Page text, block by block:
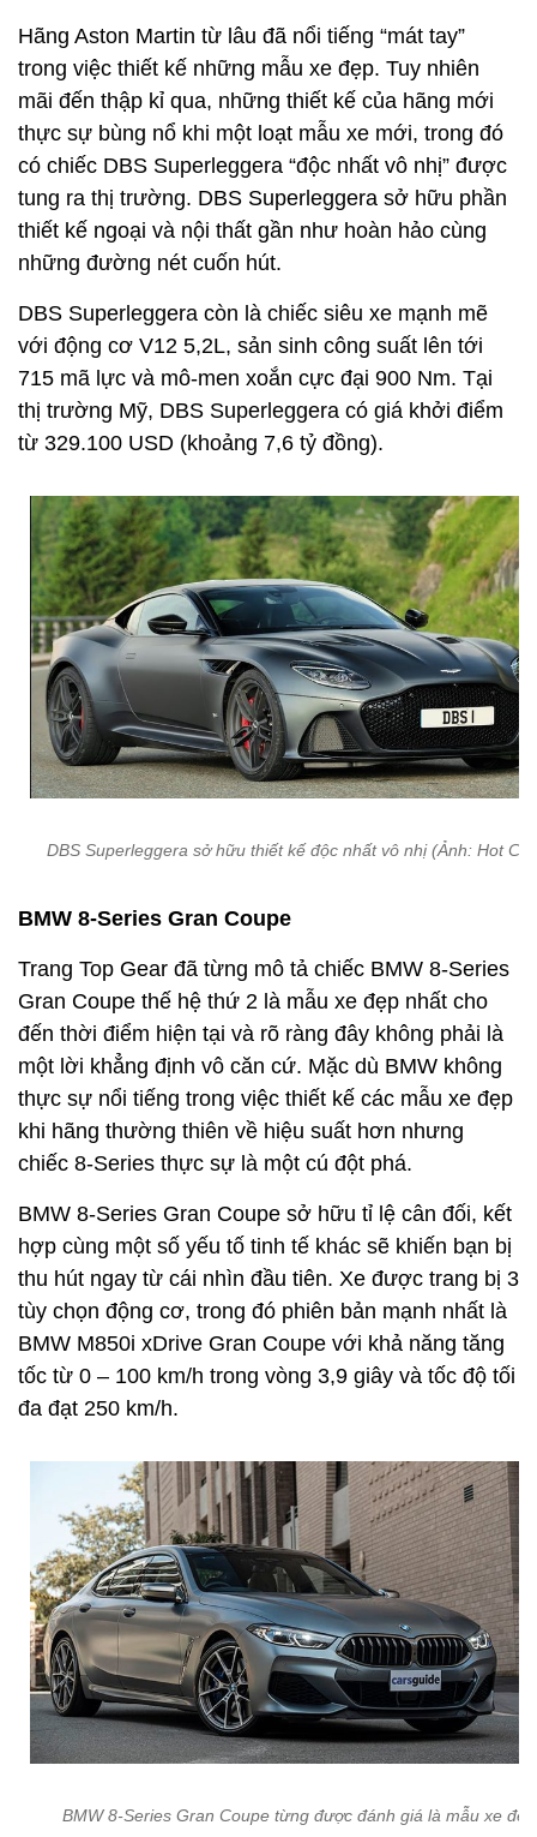
Hãng Aston Martin từ lâu đã nổi tiếng “mát tay”
trong việc thiết kế những mẫu xe đẹp. Tuy nhiên
mãi đến thập kỉ qua, những thiết kế của hãng mới
thực sự bùng nổ khi một loạt mẫu xe mới, trong đó
có chiếc DBS Superleggera “độc nhất vô nhị” được
tung ra thị trường. DBS Superleggera sở hữu phần
thiết kế ngoại và nội thất gần như hoàn hảo cùng
những đường nét cuốn hút.
DBS Superleggera còn là chiếc siêu xe mạnh mẽ
với động cơ V12 5,2L, sản sinh công suất lên tới
715 mã lực và mô-men xoắn cực đại 900 Nm. Tại
thị trường Mỹ, DBS Superleggera có giá khởi điểm
từ 329.100 USD (khoảng 7,6 tỷ đồng).
DBS Superleggera sở hữu thiết kế độc nhất vô nhị (Ảnh: Hot
BMW 8-Series Gran Coupe
Trang Top Gear đã từng mô tả chiếc BMW 8-Series
Gran Coupe thế hệ thứ 2 là mẫu xe đẹp nhất cho
đến thời điểm hiện tại và rõ ràng đây không phải là
một lời khẳng định vô căn cứ. Mặc dù BMW không
thực sự nổi tiếng trong việc thiết kế các mẫu xe đẹp
khi hãng thường thiên về hiệu suất hơn nhưng
chiếc 8-Series thực sự là một cú đột phá.
BMW 8-Series Gran Coupe sở hữu tỉ lệ cân đối, kết
hợp cùng một số yếu tố tinh tế khác sẽ khiến bạn bị
thu hút ngay từ cái nhìn đầu tiên. Xe được trang bị 3
tùy chọn động cơ, trong đó phiên bản mạnh nhất là
BMW M850i xDrive Gran Coupe với khả năng tăng
tốc từ 0 – 100 km/h trong vòng 3,9 giây và tốc độ tối
đa đạt 250 km/h.
BMW 8-Series Gran Coupe từng được đánh giá là mẫu xe đẹp